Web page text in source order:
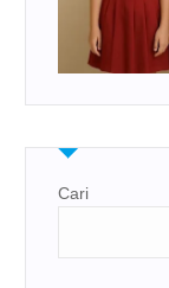
Cari